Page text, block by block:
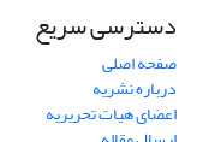
دسترسی سریع
صفحه اصلی
درباره نشریه
اعضای هیات تحریریه